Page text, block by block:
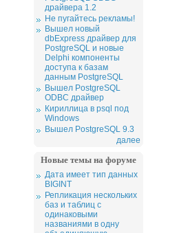
драйвера 1.2
Не пугайтесь рекламы!
Вышел новый
dbExpress драйвер для
PostgreSQL и новые
Delphi компоненты
доступа к базам
данным PostgreSQL
Вышел PostgreSQL
ODBC драйвер
Кириллица в psql под
Windows
Вышел PostgreSQL 9.3
далее
Новые темы на форуме
Дата имеет тип данных
BIGINT
Репликация нескольких
баз и таблиц с
одинаковыми
названиями в одну